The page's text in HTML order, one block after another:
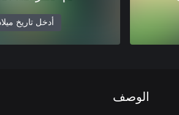
أدخل تاريخ
الوصف